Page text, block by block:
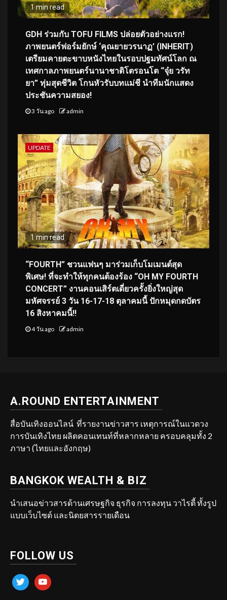
1 min read
GDH ร่วมกับ TOFU FILMS ปล่อยตัวอย่างแรก!
ภาพยนตร์ฟอร์มยักษ์ ‘คุณยายวรนาฏ’ (INHERIT)
เตรียมคายตะขาบหนังไทยในรอบปฐมทัศน์โลก ณ
เทศกาลภาพยนตร์นานาชาติโตรอนโต “จุ๋ย วรัท
ยา” ทุ่มสุดชีวิต โกนหัวรับบทแม่ชี นำทีมนักแสดง
ประชันความสยอง!
3 วัน ago admin
UPDATE
1 min read
“FOURTH” ชวนแฟนๆ มาร่วมเก็บโมเมนต์สุด
พิเศษ! ที่จะทำให้ทุกคนต้องร้อง “OH MY FOURTH
CONCERT” งานคอนเสิร์ตเดี่ยวครั้งยิ่งใหญ่สุด
มหัศจรรย์ 3 วัน 16-17-18 ตุลาคมนี้ ปักหมุดกดบัตร
16 สิงหาคมนี้!!
4 วัน ago admin
A.ROUND ENTERTAINMENT
สื่อบันเทิงออนไลน์ ที่รายงานข่าวสาร เหตุการณ์ในแวดวง
การบันเทิงไทย ผลิตคอนเทนท์ที่หลากหลาย ครอบคลุมทั้ง 2
ภาษา (ไทยและอังกฤษ)
BANGKOK WEALTH & BIZ
นำเสนอข่าวสารด้านเศรษฐกิจ ธุรกิจ การลงทุน วาไรตี้ ทั้งรูป
แบบเว็บไซต์ และนิตยสารรายเดือน
FOLLOW US
twitter youtube